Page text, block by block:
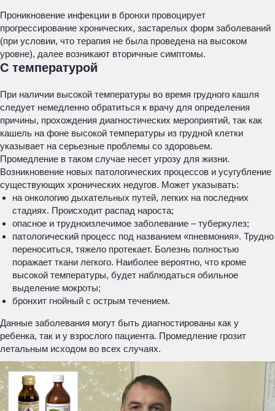
Проникновение инфекции в бронхи провоцирует
прогрессирование хронических, застарелых форм заболеваний
(при условии, что терапия не была проведена на высоком
уровне), далее возникают вторичные симптомы.
С температурой
При наличии высокой температуры во время грудного кашля
следует немедленно обратиться к врачу для определения
причины, прохождения диагностических мероприятий, так как
кашель на фоне высокой температуры из грудной клетки
указывает на серьезные проблемы со здоровьем.
Промедление в таком случае несет угрозу для жизни.
Возникновение новых патологических процессов и усугубление
существующих хронических недугов. Может указывать:
на онкологию дыхательных путей, легких на последних
стадиях. Происходит распад нароста;
опасное и трудноизлечимое заболевание – туберкулез;
патологический процесс под названием «пневмония». Трудно
переноситься, тяжело протекает. Болезнь полностью
поражает ткани легкого. Наиболее вероятно, что кроме
высокой температуры, будет наблюдаться обильное
выделение мокроты;
бронхит гнойный с острым течением.
Данные заболевания могут быть диагностированы как у
ребенка, так и у взрослого пациента. Промедление грозит
летальным исходом во всех случаях.